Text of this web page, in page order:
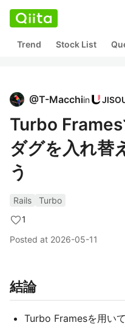
Trend Stock List
@T-Macchiin
Turbo
ダグを入れ替
う
Rails
Turbo
1
Posted at 2026-05-11
結論
Turbo Framesを用いて